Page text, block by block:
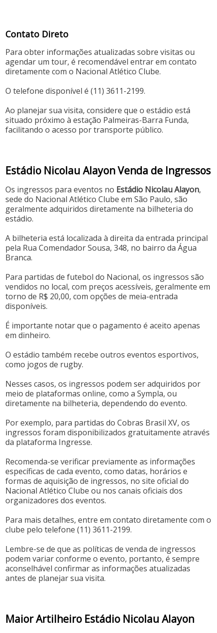
Contato Direto
Para obter informações atualizadas sobre visitas ou
agendar um tour, é recomendável entrar em contato
diretamente com o Nacional Atlético Clube.
O telefone disponível é (11) 3611-2199.
Ao planejar sua visita, considere que o estádio está
situado próximo à estação Palmeiras-Barra Funda,
facilitando o acesso por transporte público.
Estádio Nicolau Alayon Venda de Ingressos
Os ingressos para eventos no Estádio Nicolau Alayon,
sede do Nacional Atlético Clube em São Paulo, são
geralmente adquiridos diretamente na bilheteria do
estádio.
A bilheteria está localizada à direita da entrada principal
pela Rua Comendador Sousa, 348, no bairro da Água
Branca.
Para partidas de futebol do Nacional, os ingressos são
vendidos no local, com preços acessíveis, geralmente em
torno de R$ 20,00, com opções de meia-entrada
disponíveis.
É importante notar que o pagamento é aceito apenas
em dinheiro.
O estádio também recebe outros eventos esportivos,
como jogos de rugby.
Nesses casos, os ingressos podem ser adquiridos por
meio de plataformas online, como a Sympla, ou
diretamente na bilheteria, dependendo do evento.
Por exemplo, para partidas do Cobras Brasil XV, os
ingressos foram disponibilizados gratuitamente através
da plataforma Ingresse.
Recomenda-se verificar previamente as informações
específicas de cada evento, como datas, horários e
formas de aquisição de ingressos, no site oficial do
Nacional Atlético Clube ou nos canais oficiais dos
organizadores dos eventos.
Para mais detalhes, entre em contato diretamente com o
clube pelo telefone (11) 3611-2199.
Lembre-se de que as políticas de venda de ingressos
podem variar conforme o evento, portanto, é sempre
aconselhável confirmar as informações atualizadas
antes de planejar sua visita.
Maior Artilheiro Estádio Nicolau Alayon